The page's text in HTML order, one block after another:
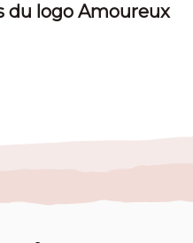
du logo Amoureux